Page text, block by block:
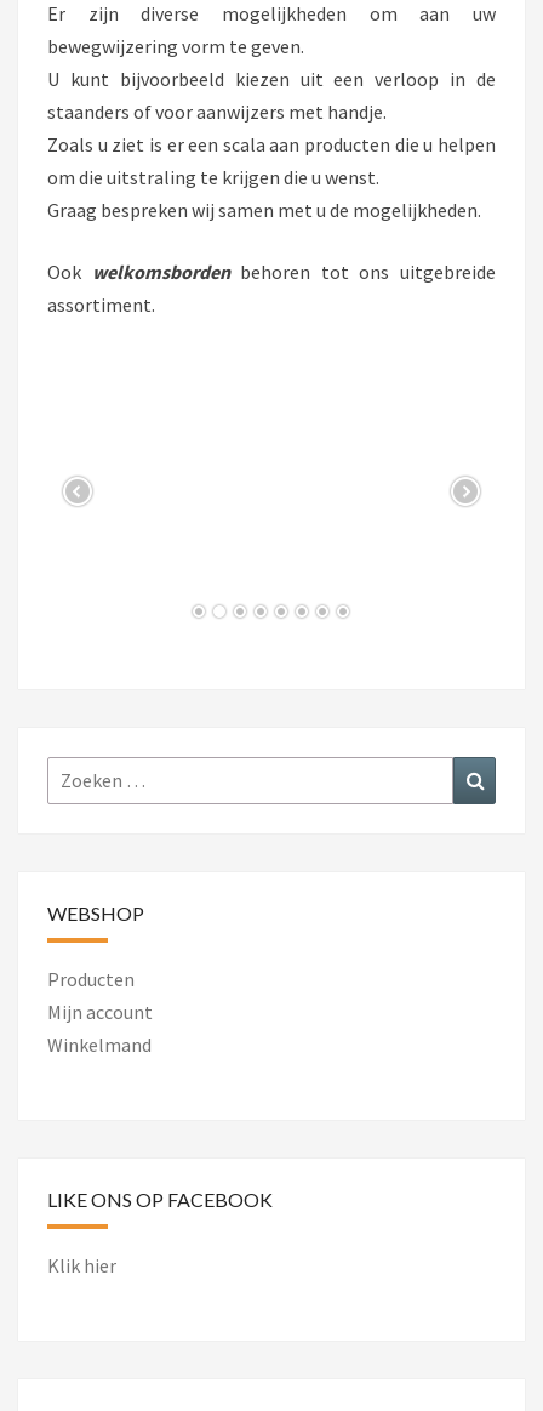
Er zijn diverse mogelijkheden om aan uw
bewegwijzering vorm te geven.
U kunt bijvoorbeeld kiezen uit een verloop in de
staanders of voor aanwijzers met handje.
Zoals u ziet is er een scala aan producten die u helpen
om die uitstraling te krijgen die u wenst.
Graag bespreken wij samen met u de mogelijkheden.
Ook welkomsbordenbehoren tot ons uitgebreide
assortiment.
Zoeken
naar:
WEBSHOP
Producten
Mijn account
Winkelmand
LIKE ONS OP FACEBOOK
Klik hier